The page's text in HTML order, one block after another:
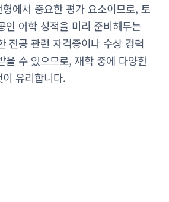
에서 중요한 평가 요소이므로, 토
인 어학 성적을 미리 준비해두는
전공 관련 자격증이나 수상 경력
을 수 있으므로, 재학 중에 다양한
유리합니다.